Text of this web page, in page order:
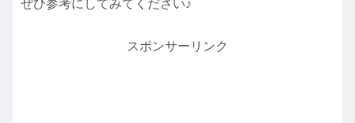
ぜひ参考にしてみてください♪
スポンサーリンク